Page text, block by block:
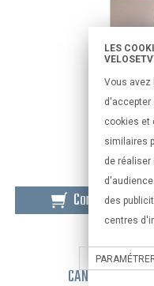
LES
Vous avez
d'accepter
cookies et
similaires
de
des
centres
Commander
VELO DE
CANNONDALE